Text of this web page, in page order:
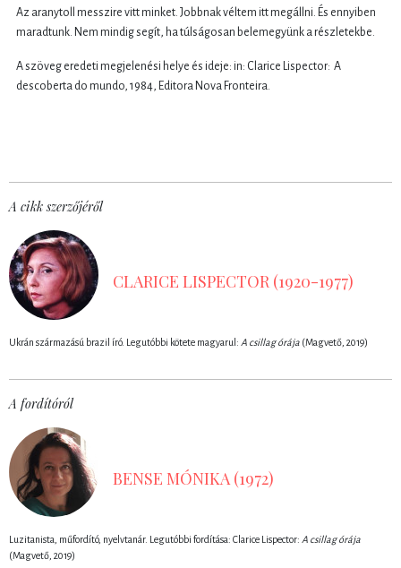
Az aranytoll messzire vitt minket. Jobbnak véltem itt megállni. És ennyiben
maradtunk. Nem mindig segít, ha túlságosan belemegyünk a részletekbe.
A szöveg eredeti megjelenési helye és ideje: in: Clarice Lispector: A
descoberta do mundo, 1984, Editora Nova Fronteira.
A cikk szerzőjéről
CLARICE LISPECTOR (1920-1977)
Ukrán származású brazil író. Legutóbbi kötete magyarul: A csillag órája (Magvető, 2019)
A fordítóról
BENSE MÓNIKA (1972)
Luzitanista, műfordító, nyelvtanár. Legutóbbi fordítása: Clarice Lispector: A csillag órája
(Magvető, 2019)